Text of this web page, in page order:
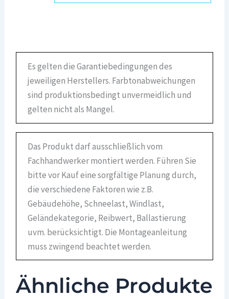
Es gelten die Garantiebedingungen des
jeweiligen Herstellers. Farbtonabweichungen
sind produktionsbedingt unvermeidlich und
gelten nicht als Mangel.
Das Produkt darf ausschließlich vom
Fachhandwerker montiert werden. Führen Sie
bitte vor Kauf eine sorgfältige Planung durch,
die verschiedene Faktoren wie z.B.
Gebäudehöhe, Schneelast, Windlast,
Geländekategorie, Reibwert, Ballastierung
uvm. berücksichtigt. Die Montageanleitung
muss zwingend beachtet werden.
Ähnliche Produkte